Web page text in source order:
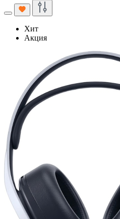
Хит
Акция